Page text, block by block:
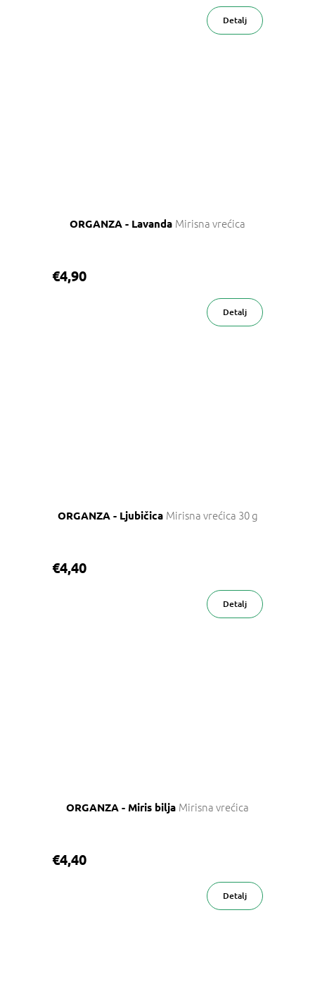
Detalj
ORGANZA - Lavanda Mirisna vrećica
€4,90
Detalj
ORGANZA - Ljubičica Mirisna vrećica 30 g
€4,40
Detalj
ORGANZA - Miris bilja Mirisna vrećica
€4,40
Detalj